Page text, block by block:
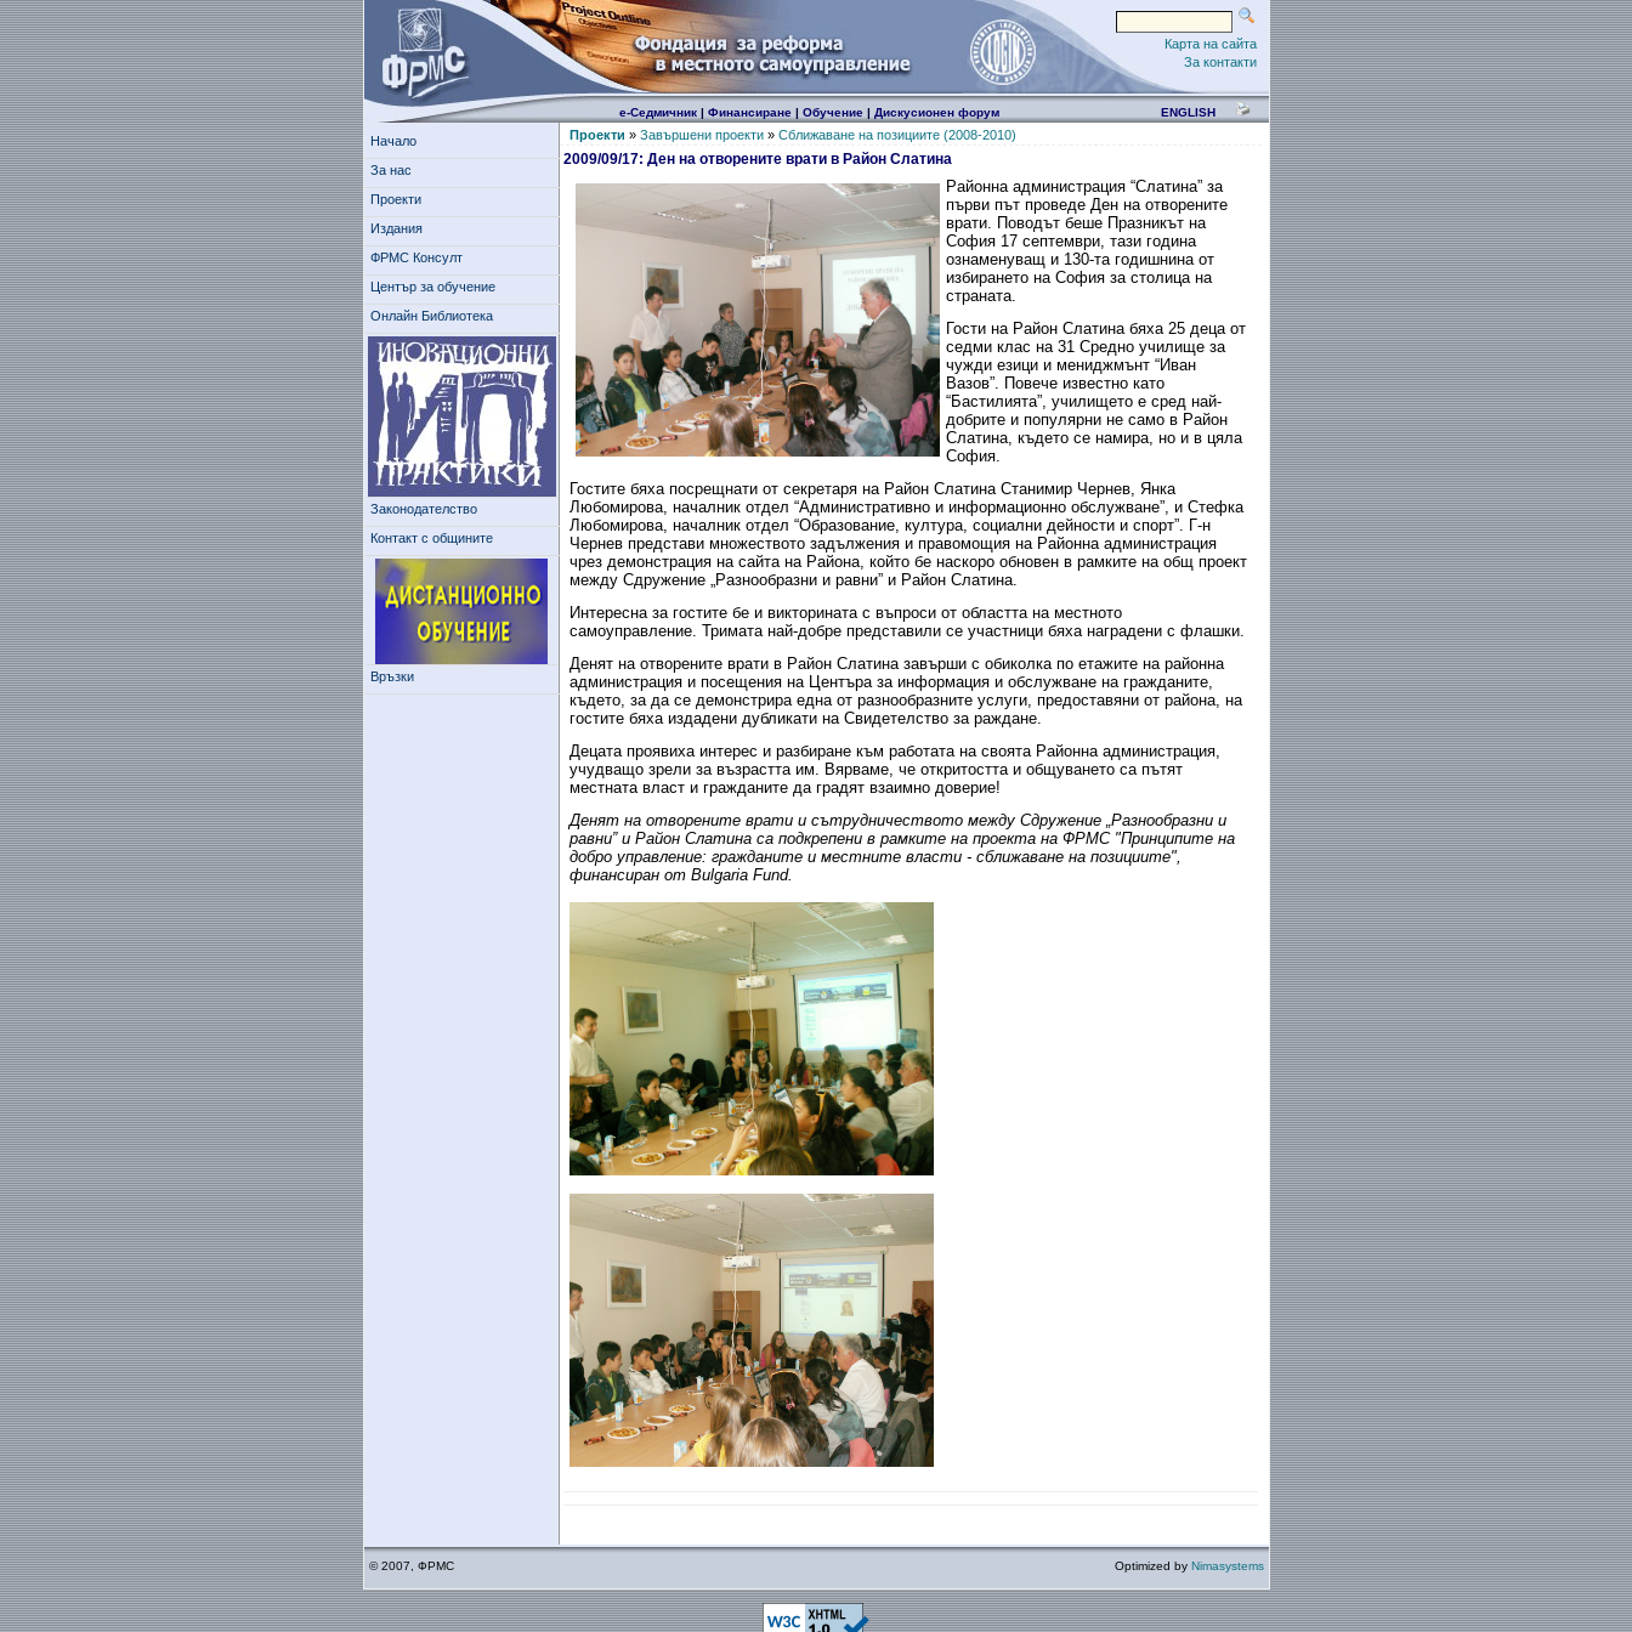
Карта на сайта
За контакти
е-Седмичник| Финансиране| Обучение| Дискусионен форум ENGLISH
Начало
За нас
Проекти
Издания
ФРМС Консулт
Център за обучение
Онлайн Библиотека
Законодателство
Контакт с общините
Връзки
Проекти » Завършени проекти» Сближаване на позициите (2008-2010)
2009/09/17: Ден на отворените врати в Район Слатина
Районна администрация “Слатина” за
първи път проведе Ден на отворените
врати. Поводът беше Празникът на
София 17 септември, тази година
ознаменуващ и 130-та годишнина от
избирането на София за столица на
страната.
Гости на Район Слатина бяха 25 деца от
седми клас на 31 Средно училище за
чужди езици и мениджмънт “Иван
Вазов”. Повече известно като
“Бастилията”, училището е сред най-
добрите и популярни не само в Район
Слатина, където се намира, но и в цяла
София.
Гостите бяха посрещнати от секретаря на Район Слатина Станимир Чернев, Янка
Любомирова, началник отдел “Административно и информационно обслужване”, и Стефка
Любомирова, началник отдел “Образование, култура, социални дейности и спорт”. Г-н
Чернев представи множеството задължения и правомощия на Районна администрация
чрез демонстрация на сайта на Района, който бе наскоро обновен в рамките на общ проект
между Сдружение „Разнообразни и равни” и Район Слатина.
Интересна за гостите бе и викторината с въпроси от областта на местното
самоуправление. Тримата най-добре представили се участници бяха наградени с флашки.
Денят на отворените врати в Район Слатина завърши с обиколка по етажите на районна
администрация и посещения на Центъра за информация и обслужване на гражданите,
където, за да се демонстрира една от разнообразните услуги, предоставяни от района, на
гостите бяха издадени дубликати на Свидетелство за раждане.
Децата проявиха интерес и разбиране към работата на своята Районна администрация,
учудващо зрели за възрастта им. Вярваме, че откритостта и общуването са пътят
местната власт и гражданите да градят взаимно доверие!
Денят на отворените врати и сътрудничеството между Сдружение „Разнообразни и
равни” и Район Слатина са подкрепени в рамките на проекта на ФРМС "Принципите на
добро управление: гражданите и местните власти - сближаване на позициите",
финансиран от Bulgaria Fund.
© 2007, ФРМС Optimized by Nimasystems